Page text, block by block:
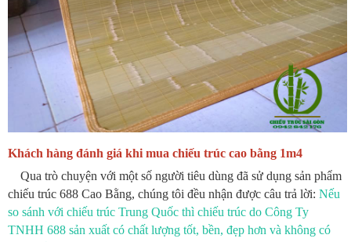
Khách hàng đánh giá khi mua chiếu trúc cao bằng 1m4
Qua trò chuyện với một số người tiêu dùng đã sử dụng sản phẩm
chiếu trúc 688 Cao Bằng, chúng tôi đều nhận được câu trả lời: Nếu
so sánh với chiếu trúc Trung Quốc thì chiếu trúc do Công Ty
TNHH 688 sản xuất có chất lượng tốt, bền, đẹp hơn và không có